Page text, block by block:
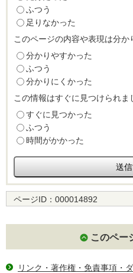
ふつう
足りなかった
このページの内容や表現は分か
分かりやすかった
ふつう
分かりにくかった
この情報はすぐに見つけられま
すぐに見つかった
ふつう
時間がかかった
ページID： 000014892
このペー
リンク・著作権・免責事項・